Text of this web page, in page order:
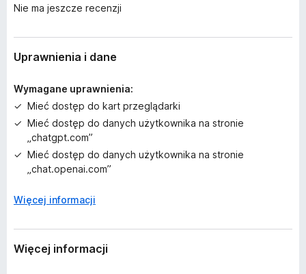
c
e
o
e
Nie ma jeszcze recenzji
Uprawnienia i dane
Wymagane uprawnienia:
Mieć dostęp do kart przeglądarki
Mieć dostęp do danych użytkownika na stronie
„chatgpt.com”
Mieć dostęp do danych użytkownika na stronie
„chat.openai.com”
Więcej informacji
Więcej informacji